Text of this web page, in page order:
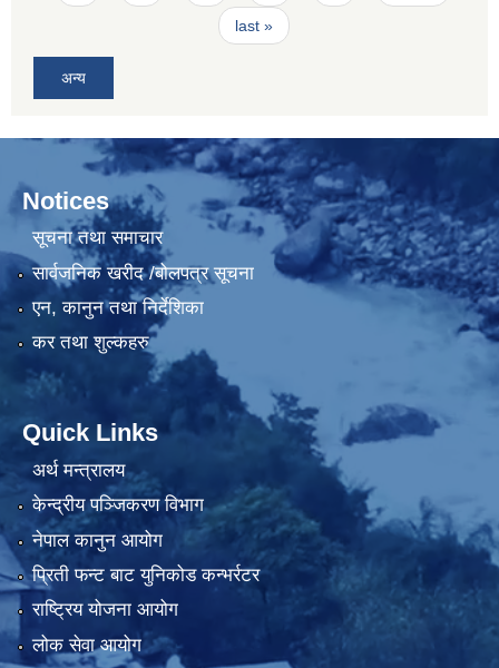
last »
अन्य
Notices
सूचना तथा समाचार
सार्वजनिक खरीद /बोलपत्र सूचना
एन, कानुन तथा निर्देशिका
कर तथा शुल्कहरु
Quick Links
अर्थ मन्त्रालय
केन्द्रीय पञ्जिकरण विभाग
नेपाल कानुन आयोग
प्रिती फन्ट बाट युनिकोड कन्भर्रटर
राष्ट्रिय योजना आयोग
लोक सेवा आयोग